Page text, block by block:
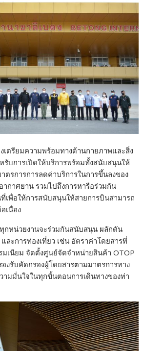
เตรียมความพร้อมทางด้านกายภาพและสิ่ง
รับการเปิดให้บริการพร้อมทั้งสนับสนุนให้
ตรการการลดค่าบริการในการขึ้นลงของ
กาศยาน รวมไปถึงการหารือร่วมกัน
เพื่อให้การสนับสนุนให้สายการบินสามารถ
เนื่อง
กหน่วยงานจะร่วมกันสนับสนุน ผลักดัน
ละการท่องเที่ยว เช่น อัตราค่าโดยสารที่
มเนียม จัดตั้งศูนย์จัดจำหน่ายสินค้า OTOP
งรับคัดกรองผู้โดยสารตามมาตรการทาง
ามมั่นใจในทุกขั้นตอนการเดินทางของท่า